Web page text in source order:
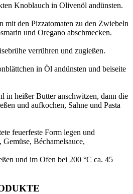
Knoblauch in Olivenöl andünsten.
mit den Pizzatomaten zu den Zwiebeln
und Oregano abschmecken.
verrühren und zugießen.
in Öl andünsten und beiseite
in heißer Butter anschwitzen, dann die
und aufkochen, Sahne und Pasta
feuerfeste Form legen und
Béchamelsauce,
und im Ofen bei 200 °C ca. 45